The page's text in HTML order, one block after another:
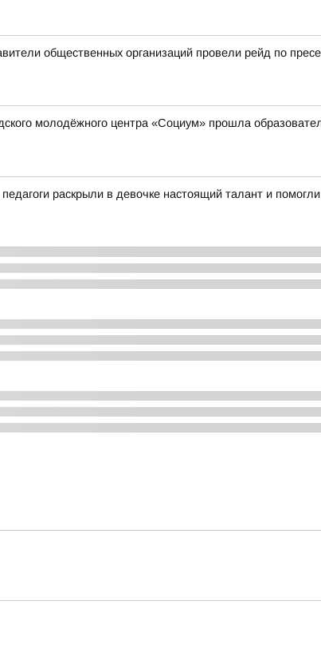
общественных организаций провели рейд по
молодёжного центра «Социум» прошла
раскрыли в девочке настоящий талант и